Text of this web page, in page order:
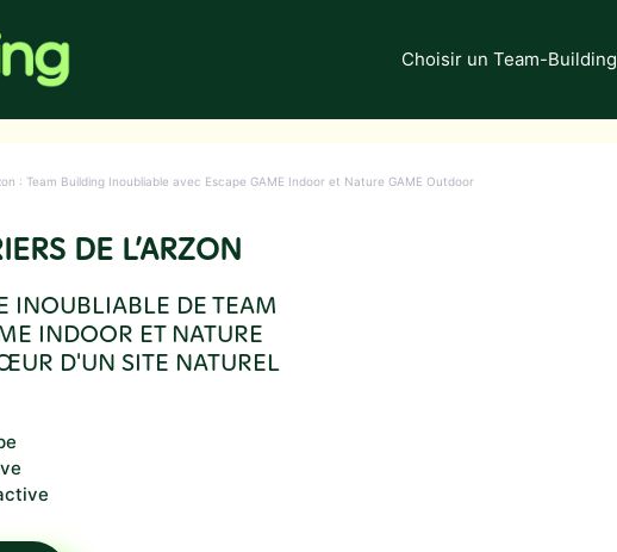
Choisir un Team-Building
: Team Building Inoubliable avec Escape GAME Indoor et Nature GAME Outdoor
DE L’ARZON
INOUBLIABLE DE TEAM
INDOOR ET NATURE
D'UN SITE NATUREL